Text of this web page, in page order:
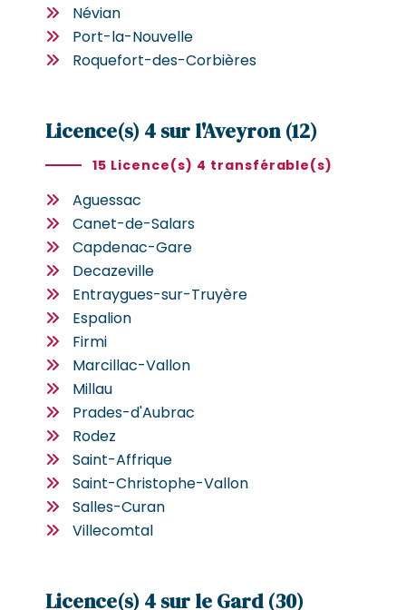
Névian
Port-la-Nouvelle
Roquefort-des-Corbières
Licence(s) 4 sur l'Aveyron (12)
15 Licence(s) 4 transférable(s)
Aguessac
Canet-de-Salars
Capdenac-Gare
Decazeville
Entraygues-sur-Truyère
Espalion
Firmi
Marcillac-Vallon
Millau
Prades-d'Aubrac
Rodez
Saint-Affrique
Saint-Christophe-Vallon
Salles-Curan
Villecomtal
Licence(s) 4 sur le Gard (30)